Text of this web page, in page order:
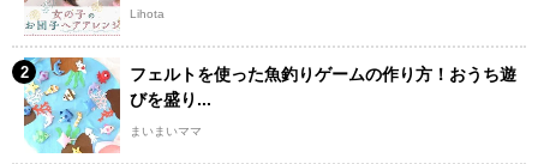
Lihota
フェルトを使った魚釣りゲームの作り方！おうち遊
びを盛り...
まいまいママ